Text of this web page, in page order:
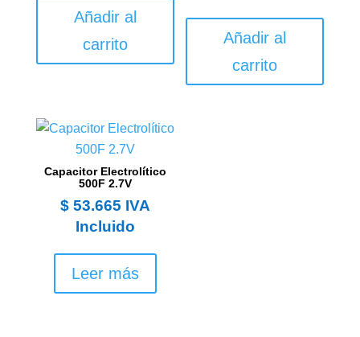
Añadir al
carrito
Añadir al
carrito
Capacitor Electrolítico
500F 2.7V
$53.665 IVA
Incluido
Leer más